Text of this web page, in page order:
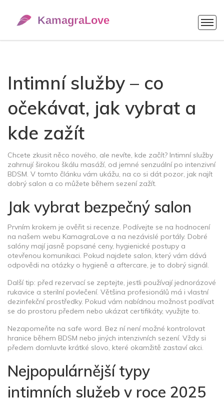
Intimní služby – co
očekávat, jak vybrat a
kde zažít
Chcete zkusit něco nového, ale nevíte, kde začít? Intimní služby
zahrnují širokou škálu masáží, od jemné senzuální po intenzivní
BDSM. V tomto článku vám ukážu, na co si dát pozor, jak najít
dobrý salon a co můžete během sezení zažít.
Jak vybrat bezpečný salon
Prvním krokem je ověřit si recenze. Podívejte se na hodnocení
na našem webu KamagraLove a na nezávislé portály. Dobré
salóny mají jasně popsané ceny, hygienické postupy a
otevřenou komunikaci. Pokud najdete salon, který vám dává
odpovědi na otázky o hygieně a aftercare, je to dobrý signál.
Další tip: před rezervací se zeptejte, jestli používají jednorázové
rukavice a sterilní povlečení. Většina profesionálů má i vlastní
dezinfekční prostředky. Pokud vám nabídnou možnost podívat
se do prostoru předem nebo ukázat certifikáty, využijte to.
Nezapomeňte na safe word. Bez ní není možné kontrolovat
hranice během BDSM nebo jiných intenzivních sezení. Vždy si
předem domluvte krátké slovo, které okamžitě zastaví akci.
Nejpopulárnější typy
intimních služeb v roce 2025